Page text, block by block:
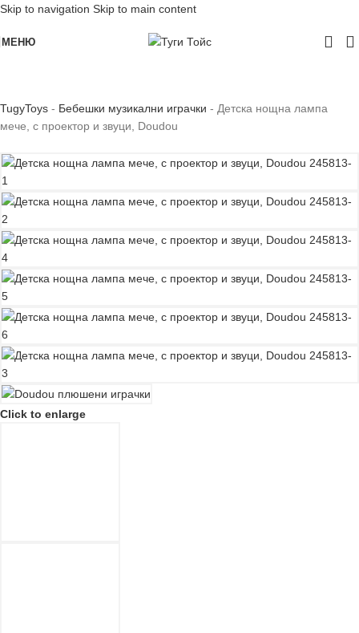
Skip to navigation Skip to main content
МЕНЮ
TugyToys - Бебешки музикални играчки - Детска нощна лампа
мече, с проектор и звуци, Doudou
Click to enlarge